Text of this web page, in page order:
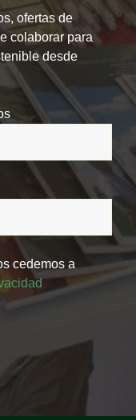
ofertas de
colaborar para
desde
cedemos a